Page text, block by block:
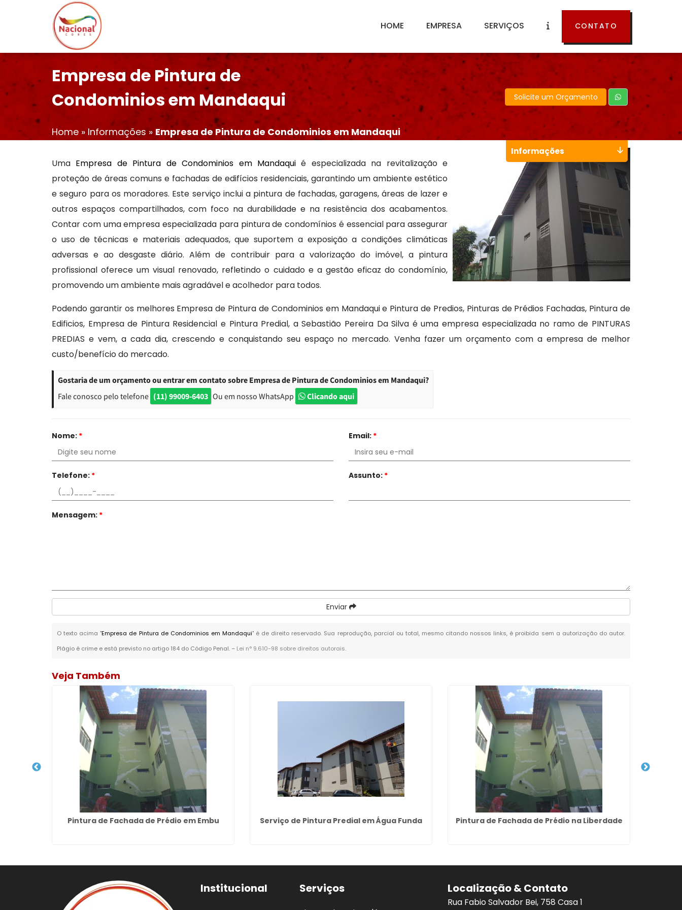
HOME EMPRESA SERVIÇOS CONTATO
Empresa de Pintura de
Condominios em Mandaqui
Home » Informações » Empresa de Pintura de Condominios em Mandaqui
Solicite um Orçamento
Uma Empresa de Pintura de Condominios em Mandaquié especializada na revitalização e
proteção de áreas comuns e fachadas de edifícios residenciais, garantindo um ambiente estético
e seguro para os moradores. Este serviço inclui a pintura de fachadas, garagens, áreas de lazer e
outros espaços compartilhados, com foco na durabilidade e na resistência dos acabamentos.
Contar com uma empresa especializada para pintura de condomínios é essencial para assegurar
o uso de técnicas e materiais adequados, que suportem a exposição a condições climáticas
adversas e ao desgaste diário. Além de contribuir para a valorização do imóvel, a pintura
profissional oferece um visual renovado, refletindo o cuidado e a gestão eficaz do condomínio,
promovendo um ambiente mais agradável e acolhedor para todos.
Podendo garantir os melhores Empresa de Pintura de Condominios em Mandaqui e Pintura de Predios, Pinturas de Prédios Fachadas, Pintura de
Edificios, Empresa de Pintura Residencial e Pintura Predial, a Sebastião Pereira Da Silva é uma empresa especializada no ramo de PINTURAS
PREDIAS e vem, a cada dia, crescendo e conquistando seu espaço no mercado. Venha fazer um orçamento com a empresa de melhor
custo/benefício do mercado.
Gostaria de um orçamento ou entrar em contato sobre Empresa de Pintura de Condominios em Mandaqui?
Fale conosco pelo telefone (11) 99009-6403 Ou em nosso WhatsApp Clicando aqui
Nome: * Email: *
Telefone: * Assunto: *
Mensagem: *
Enviar
O texto acima "Empresa de Pintura de Condominios em Mandaqui" é de direito reservado. Sua reprodução, parcial ou total, mesmo citando nossos links, é proibida sem a autorização do autor.
Plágio é crime e está previsto no artigo 184 do Código Penal. – Lei n° 9.610-98 sobre direitos autorais.
Informações
Veja Também
Pintura de Fachada de Prédio em Embu Serviço de Pintura Predial em Água Funda Pintura de Fachada de Prédio na Liberdade
Institucional Serviços Localização & Contato
Rua Fabio Salvador Bei, 758 Casa 1